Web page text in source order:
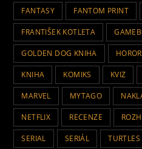
FANTASY FANTOM PRINT
FRANTIŠEK KOTLETA
GOLDEN DOG KNIHA HOROR
KNIHA KOMIKS KVIZ
MARVEL MYTAGO
NETFLIX RECENZE
SERIAL SERIÁL TURTLES